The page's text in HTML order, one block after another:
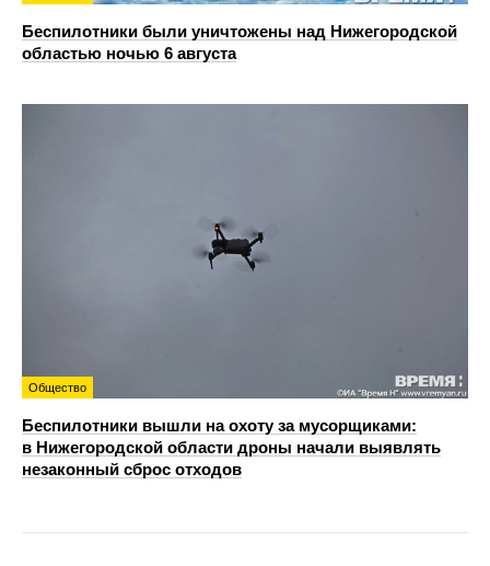
Беспилотники были уничтожены над Нижегородской
областью ночью 6 августа
Общество
Беспилотники вышли на охоту за мусорщиками:
в Нижегородской области дроны начали выявлять
незаконный сброс отходов